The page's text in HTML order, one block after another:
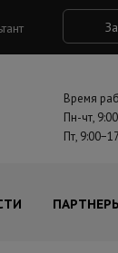
Время
Пн-чт,
Пт,